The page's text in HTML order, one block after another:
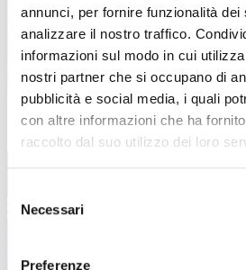
annunci, per fornire funzionalità dei
analizzare il nostro traffico.
informazioni sul modo in cui
nostri partner che si occupano di
pubblicità e social media, i quali
con altre informazioni che ha
raccolto dal suo utilizzo dei loro
delNecessari
Preferenze
Una figura
meccanica,
4 Febbraio 2026
Partecipa alla
Vivi il Festival di